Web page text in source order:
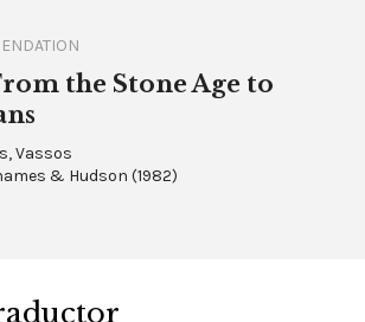
the Stone Age to
Vassos
& Hudson (1982)